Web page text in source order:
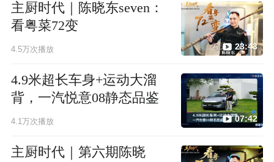
主厨时代｜陈晓东seven：
看粤菜72变
4.5万次播放 23:43
4.9米超长车身+运动大溜
背，一汽悦意08静态品鉴
4.1万次播放 07:42
主厨时代｜第六期陈晓